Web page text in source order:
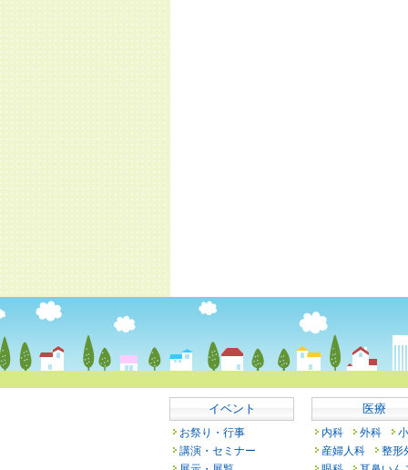
イベント
お祭り・行事
講演・セミナー
医療
内科 外科
産婦人科
整形